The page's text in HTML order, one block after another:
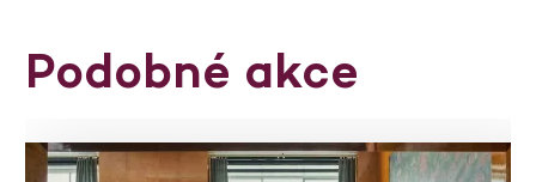
Podobné akce